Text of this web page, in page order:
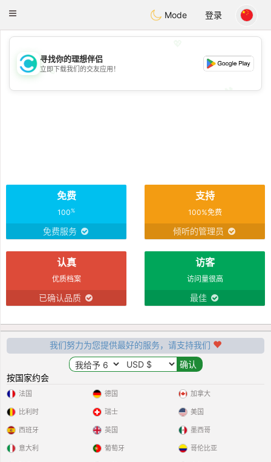
Citas
Toggle
Mode 登录
💖
💕
寻找你的理想伴侣
立即下载我们的交友应用！
免费
100%
免费服务
支持
100%免费
倾听的管理员
认真
优质档案
已确认品质
访客
访问量很高
最佳
我们努力为您提供最好的服务，请支持我们
按国家约会
法国
比利时
西班牙
意大利
德国
瑞士
英国
葡萄牙
加拿大
美国
墨西哥
哥伦比亚